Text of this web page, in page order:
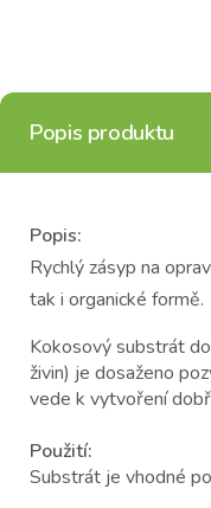
Popis produktu
Popis:
Rychlý zásyp na
tak i organické formě.
Kokosový substrát
živin) je dosaženo
vede k vytvoření
Použití:
Substrát je vhodné